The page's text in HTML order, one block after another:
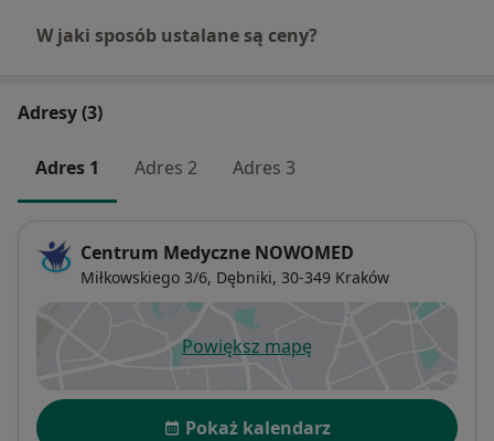
W jaki sposób ustalane są ceny?
Adresy (3)
Adres 1 Adres 2 Adres 3
Centrum Medyczne NOWOMED
Miłkowskiego 3/6, Dębniki, 30-349 Kraków
Powiększ mapęotwiera się w nowej karcie
Dostępność
Pokaż kalendarz